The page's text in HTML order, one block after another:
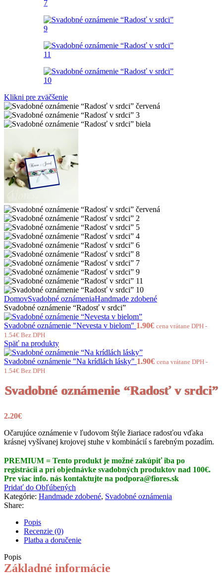
Klikni pre zväčšenie
DomovSvadobné oznámeniaHandmade zdobené
Svadobné oznámenie “Radosť v srdci”
Svadobné oznámenie "Nevesta v bielom" 1.90€ cena vrátane DPH -
1.54€ Bez DPH
Späť na produkty
Svadobné oznámenie "Na krídlách lásky" 1.90€ cena vrátane DPH -
1.54€ Bez DPH
Svadobné oznámenie “Radosť v srdci”
2.20€
Očarujúce oznámenie v ľudovom štýle žiariace radosťou vďaka
krásnej vyšívanej krojovej stuhe v kombinácií s farebným pozadím.
PREMIUM = Tento produkt je možné zakúpiť iba po
registrácii a pri objednávke svadobných produktov nad 100€.
Pre viac info. nás kontaktujte na podpora@fiores.sk
Pridať do Obľúbených
Kategórie: Handmade zdobené, Svadobné oznámenia
Share:
Popis
Recenzie (0)
Platba a doručenie
Popis
Základné informácie